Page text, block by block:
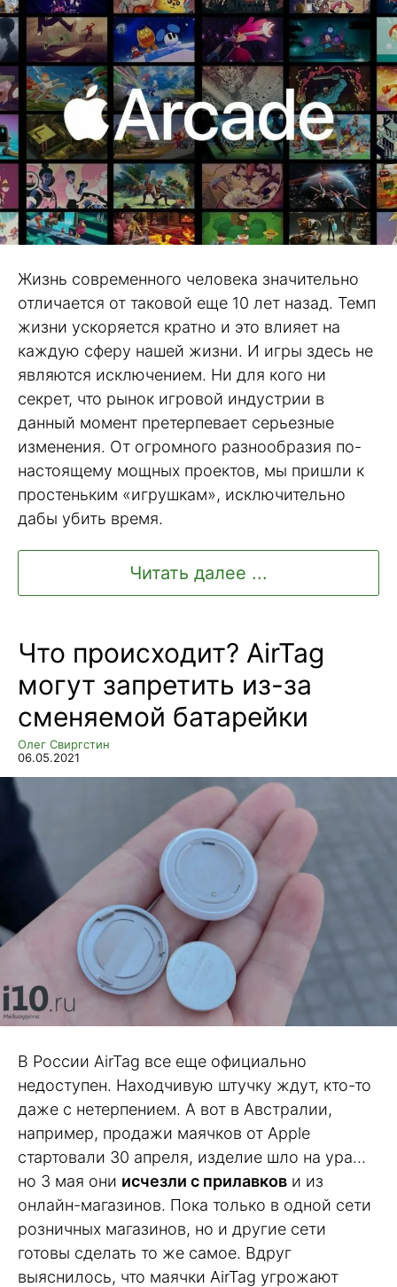
Жизнь современного человека значительно
отличается от таковой еще 10 лет назад. Темп
жизни ускоряется кратно и это влияет на
каждую сферу нашей жизни. И игры здесь не
являются исключением. Ни для кого ни
секрет, что рынок игровой индустрии в
данный момент претерпевает серьезные
изменения. От огромного разнообразия по-
настоящему мощных проектов, мы пришли к
простеньким «игрушкам», исключительно
дабы убить время.
Читать далее ...
Что происходит? AirTag
могут запретить из-за
сменяемой батарейки
Олег Свиргстин
06.05.2021
В России AirTag все еще официально
недоступен. Находчивую штучку ждут, кто-то
даже с нетерпением. А вот в Австралии,
например, продажи маячков от Apple
стартовали 30 апреля, изделие шло на ура…
но 3 мая они исчезли с прилавков и из
онлайн-магазинов. Пока только в одной сети
розничных магазинов, но и другие сети
готовы сделать то же самое. Вдруг
выяснилось, что маячки AirTag угрожают